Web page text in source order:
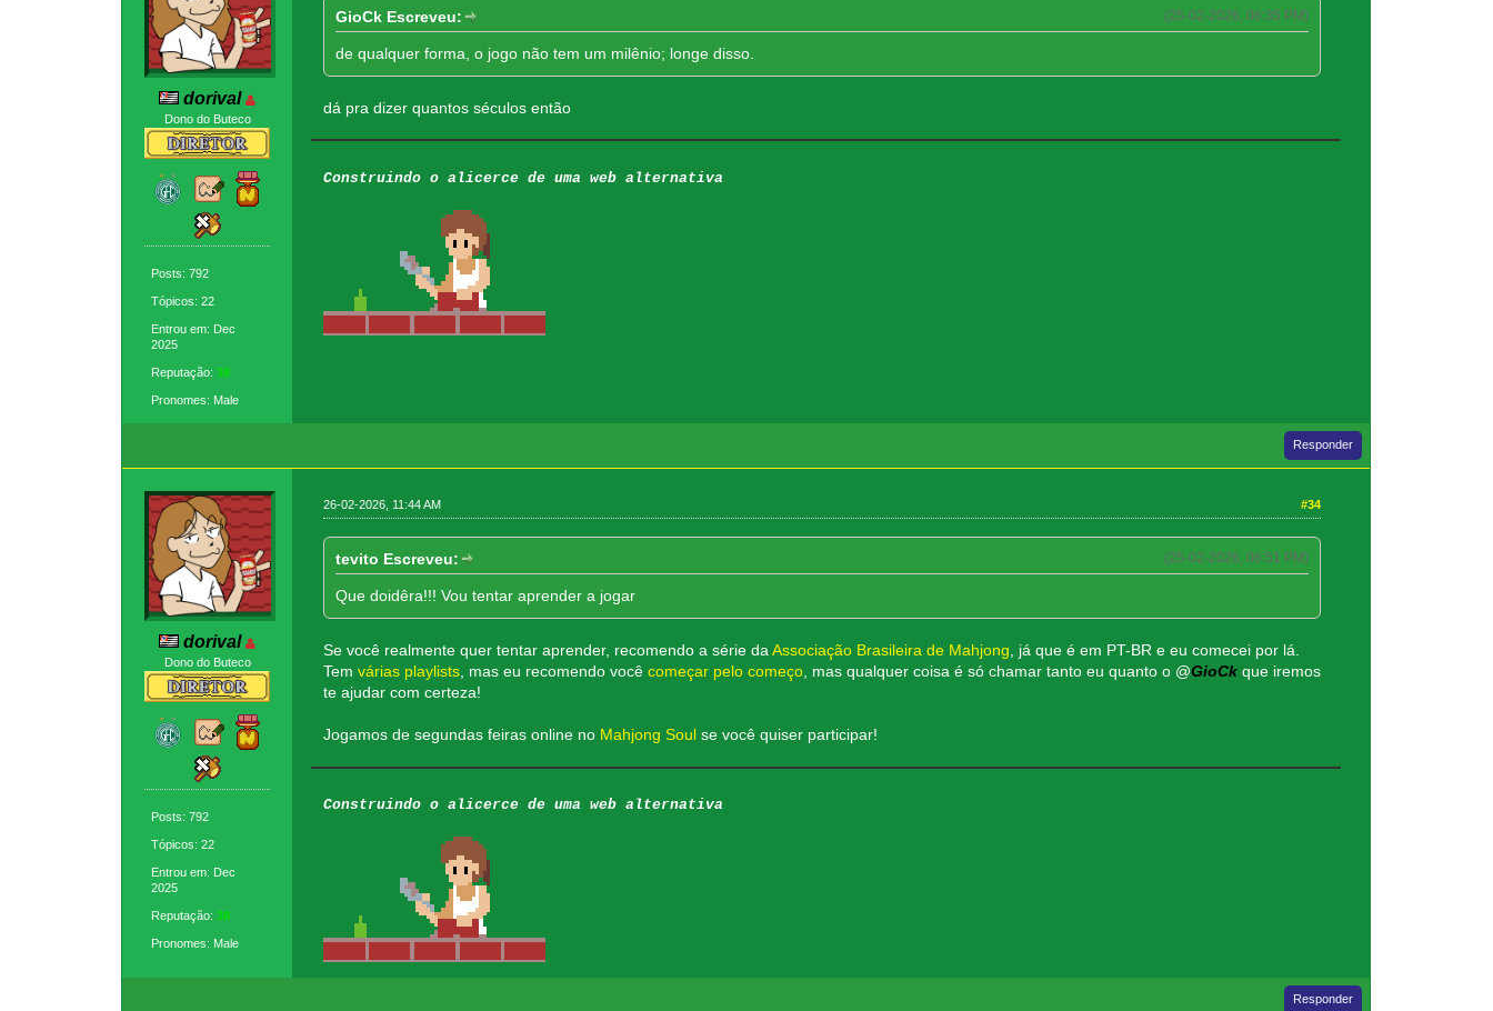
dorival
Dono do Buteco
Posts: 792
Tópicos: 22
Entrou em: Dec
2025
Reputação:38
Pronomes: Male
(25-02-2026, 06:35 PM)
GioCk Escreveu:
de qualquer forma, o jogo não tem um milênio; longe disso.
dá pra dizer quantos séculos então
Construindo o alicerce de uma web alternativa
Responder
dorival
Dono do Buteco
Posts: 792
Tópicos: 22
Entrou em: Dec
2025
Reputação:38
Pronomes: Male
#34
26-02-2026, 11:44 AM
(25-02-2026, 06:51 PM)
tevito Escreveu:
Que doidêra!!! Vou tentar aprender a jogar
Se você realmente quer tentar aprender, recomendo a série daAssociação Brasileira de Mahjong, já que é em PT-BR e eu comecei por lá.
Tem várias playlists, mas eu recomendo você começar pelo começo, mas qualquer coisa é só chamar tanto eu quanto o @GioCkque iremos
te ajudar com certeza!
Jogamos de segundas feiras online no Mahjong Soulse você quiser participar!
Construindo o alicerce de uma web alternativa
Responder